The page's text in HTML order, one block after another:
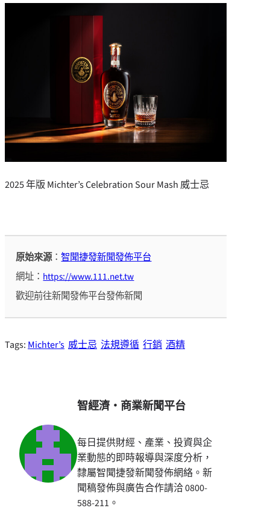
2025 年版 Michter’s Celebration Sour Mash 威士忌
原始來源：智聞捷發新聞發佈平台
網址： https://www.111.net.tw
歡迎前往新聞發佈平台發佈新聞
Tags: Michter’s 威士忌 法規遵循 行銷 酒精
智經濟・商業新聞平台
每日提供財經、產業、投資與企
業動態的即時報導與深度分析，
隸屬智聞捷發新聞發佈網絡。新
聞稿發佈與廣告合作請洽 0800-
588-211。